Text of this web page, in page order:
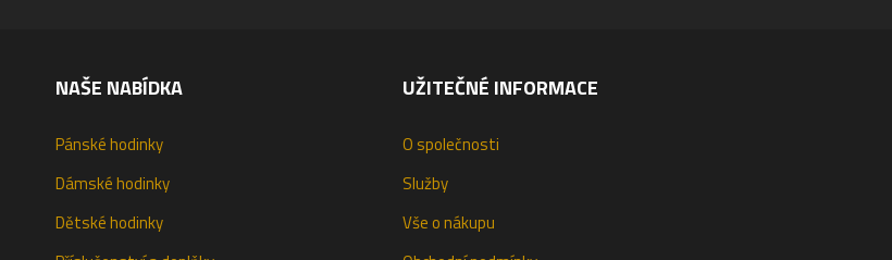
NAŠE NABÍDKA
Pánské hodinky
Dámské hodinky
Dětské hodinky
UŽITEČNÉ INFORMACE
O společnosti
Služby
Vše o nákupu